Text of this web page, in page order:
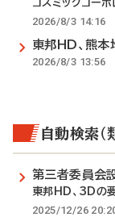
コスミックコーポ
2026/8/3 14:16
東邦HD、熊本
2026/8/3 13:56
自動検索（
第三者委員会
東邦HD、3Dの
2025/12/26